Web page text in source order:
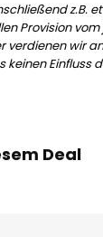
z.B.
Provision
verdienen wir
keinen Einfluss
Deal